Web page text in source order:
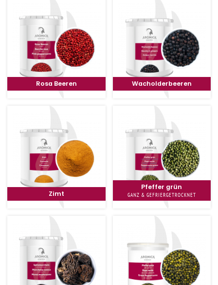
Rosa Beeren Wacholderbeeren
Zimt
Pfeffer grün
GANZ & GEFRIERGETROCKNET